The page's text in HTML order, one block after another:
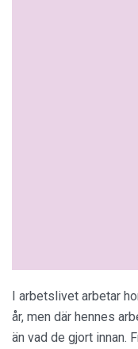
I arbetslivet arbetar
år, men där hennes
än vad de gjort innan.